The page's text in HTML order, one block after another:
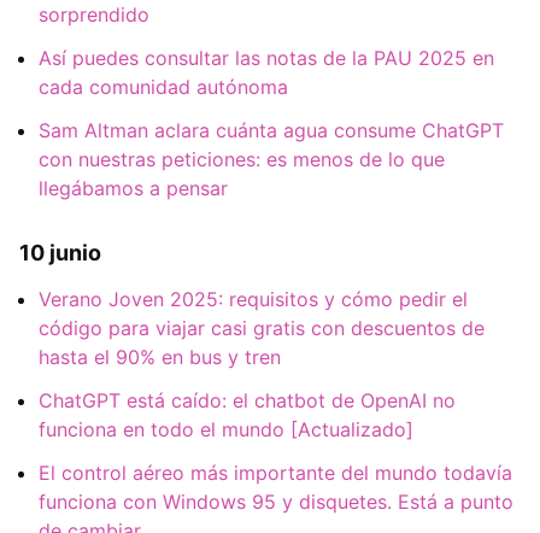
sorprendido
Así puedes consultar las notas de la PAU 2025 en
cada comunidad autónoma
Sam Altman aclara cuánta agua consume ChatGPT
con nuestras peticiones: es menos de lo que
llegábamos a pensar
10 junio
Verano Joven 2025: requisitos y cómo pedir el
código para viajar casi gratis con descuentos de
hasta el 90% en bus y tren
ChatGPT está caído: el chatbot de OpenAI no
funciona en todo el mundo [Actualizado]
El control aéreo más importante del mundo todavía
funciona con Windows 95 y disquetes. Está a punto